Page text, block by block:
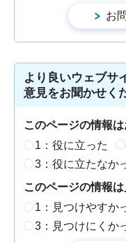
より良いウェブサ
意見をお聞かせく
このページの情報
1：役に立った
3：役に立たなか
このページの情報
1：見つけやすか
3：見つけにくか